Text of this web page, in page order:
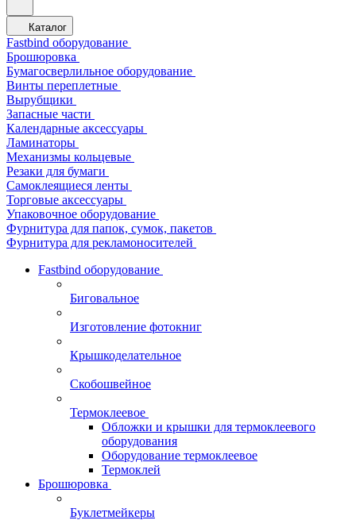
Каталог
Fastbind оборудование
Брошюровка
Бумагосверлильное оборудование
Винты переплетные
Вырубщики
Запасные части
Календарные аксессуары
Ламинаторы
Механизмы кольцевые
Резаки для бумаги
Самоклеящиеся ленты
Торговые аксессуары
Упаковочное оборудование
Фурнитура для папок, сумок, пакетов
Фурнитура для рекламоносителей
Fastbind оборудование
Биговальное
Изготовление фотокниг
Крышкоделательное
Скобошвейное
Термоклеевое
Обложки и крышки для термоклеевого
оборудования
Оборудование термоклеевое
Термоклей
Брошюровка
Буклетмейкеры